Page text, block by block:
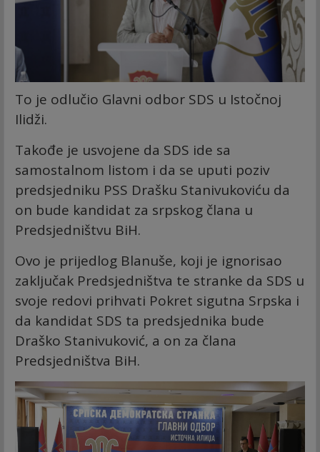
To je odlučio Glavni odbor SDS u Istočnoj
Ilidži.
Takođe je usvojene da SDS ide sa
samostalnom listom i da se uputi poziv
predsjedniku PSS Drašku Stanivukoviću da
on bude kandidat za srpskog člana u
Predsjedništvu BiH.
Ovo je prijedlog Blanuše, koji je ignorisao
zaključak Predsjedništva te stranke da SDS u
svoje redovi prihvati Pokret sigutna Srpska i
da kandidat SDS ta predsjednika bude
Draško Stanivuković, a on za člana
Predsjedništva BiH.